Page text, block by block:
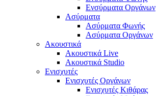
Ενσύρματα Οργάνων
Ασύρματα
Ασύρματα Φωνής
Ασύρματα Οργάνων
Ακουστικά
Ακουστικά Live
Ακουστικά Studio
Ενισχυτές
Ενισχυτές Οργάνων
Ενισχυτές Κιθάρας